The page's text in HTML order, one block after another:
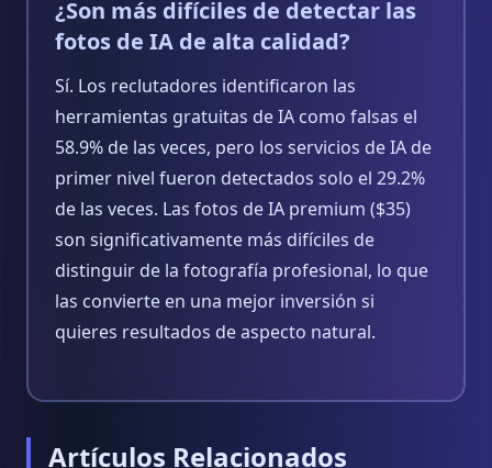
¿Son más difíciles de detectar las
fotos de IA de alta calidad?
Sí. Los reclutadores identificaron las
herramientas gratuitas de IA como falsas el
58.9% de las veces, pero los servicios de IA de
primer nivel fueron detectados solo el 29.2%
de las veces. Las fotos de IA premium ($35)
son significativamente más difíciles de
distinguir de la fotografía profesional, lo que
las convierte en una mejor inversión si
quieres resultados de aspecto natural.
Artículos Relacionados